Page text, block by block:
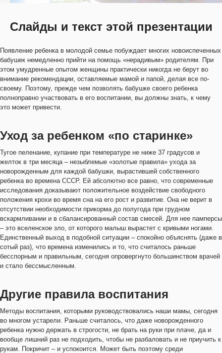
Слайды и текст этой презентации
Появление ребенка в молодой семье побуждает многих новоиспеченных
бабушек немедленно прийти на помощь «нерадивым» родителям. При
этом умудренные опытом женщины практически никогда не берут во
внимание рекомендации, оставляемые мамой и папой, делая все по-
своему. Поэтому, прежде чем позволять бабушке своего ребенка
полноправно участвовать в его воспитании, вы должны знать, к чему
это может привести.
Уход за ребенком «по старинке»
Тугое пеленание, купание при температуре не ниже 37 градусов и
желток в три месяца – незыблемые «золотые правила» ухода за
новорожденным для каждой бабушки, вырастившей собственного
ребенка во времена СССР. Ей абсолютно все равно, что современные
исследования доказывают положительное воздействие свободного
положения крохи во время сна на его рост и развитие. Она не верит в
отсутствии необходимости прикорма до полугода при грудном
вскармливании и в сбалансированный состав смесей. Для нее памперсы
– это вселенское зло, от которого малыш вырастет с кривыми ногами.
Единственный выход в подобной ситуации – спокойно объяснять (даже в
сотый раз), что времена изменились и то, что считалось раньше
бесспорным и правильным, сегодня опровергнуто большинством врачей
и стало бессмысленным.
Другие правила воспитания
Методы воспитания, которыми руководствовались наши мамы, сегодня
во многом устарели. Раньше считалось, что даже новорожденного
ребенка нужно держать в строгости, не брать на руки при плаче, да и
вообще лишний раз не подходить, чтобы не разбаловать и не приучить к
рукам. Покричит – и успокоится. Может быть поэтому среди